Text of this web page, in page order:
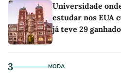
Universidade
estudar nos EUA
já teve 29
3 MODA